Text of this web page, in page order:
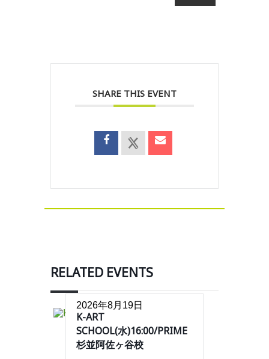
SHARE THIS EVENT
RELATED EVENTS
2026年8月19日
K-ART
SCHOOL(水)16:00/PRIME
杉並阿佐ヶ谷校